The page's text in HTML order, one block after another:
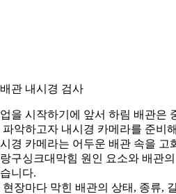
관 내시경 검사
을 시작하기에 앞서 하림 배관은
파악하고자 내시경 카메라를 준비
경 카메라는 어두운 배관 속을 고
구싱크대막힘 원인 요소와 배관
니다.
현장마다 막힌 배관의 상태, 종류,